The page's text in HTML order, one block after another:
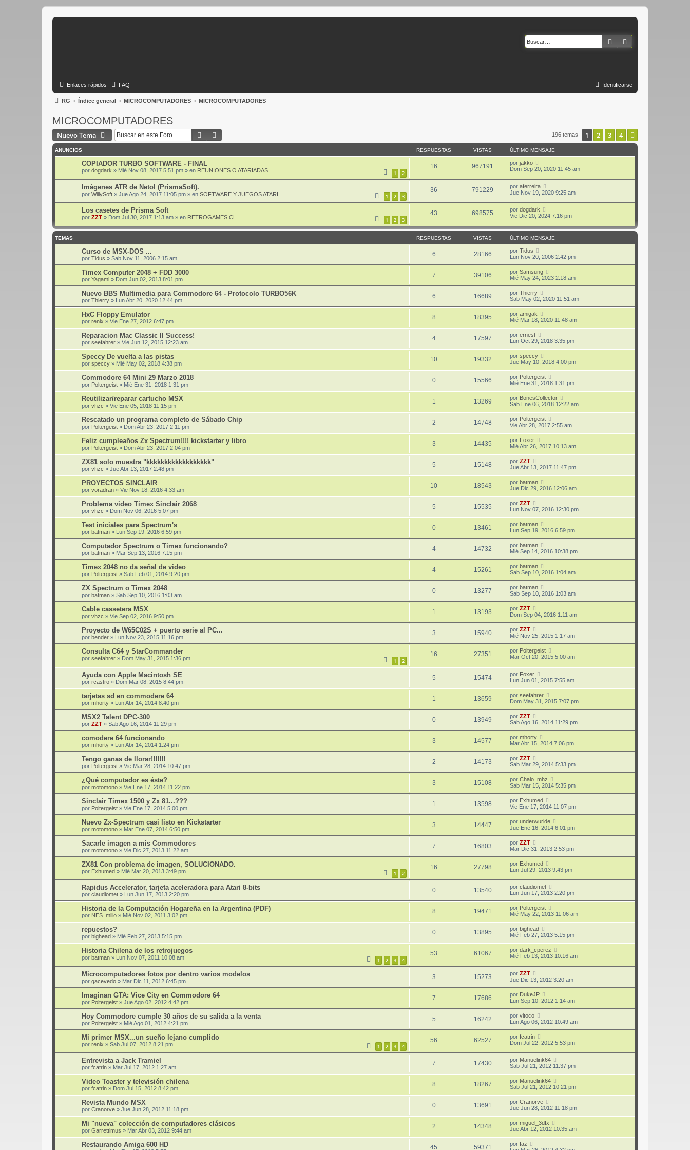
Buscar
Enlaces rápidos FAQ Identificarse
RG Índice general MICROCOMPUTADORES MICROCOMPUTADORES
MICROCOMPUTADORES
Nuevo Tema Buscar 196 temas 1 2 3 4
ANUNCIOS RESPUESTAS VISTAS ÚLTIMO MENSAJE
COPIADOR TURBO SOFTWARE - FINAL
por dogdark » Mié Nov 08, 2017 5:51 pm » en REUNIONES O ATARIADAS 1 2
16 967191 por jakko
Dom Sep 20, 2020 11:45 am
Imágenes ATR de Netol (PrismaSoft).
por WillySoft » Jue Ago 24, 2017 11:05 pm » en SOFTWARE Y JUEGOS ATARI 1 2 3
36 791229 por aferreira
Jue Nov 19, 2020 9:25 am
Los casetes de Prisma Soft
por ZZT » Dom Jul 30, 2017 1:13 am » en RETROGAMES.CL 1 2 3
43 698575 por dogdark
Vie Dic 20, 2024 7:16 pm
TEMAS RESPUESTAS VISTAS ÚLTIMO MENSAJE
Curso de MSX-DOS ...
por Tidus » Sab Nov 11, 2006 2:15 am
6 28166 por Tidus
Lun Nov 20, 2006 2:42 pm
Timex Computer 2048 + FDD 3000
por Yagami » Dom Jun 02, 2013 8:01 pm
7 39106 por Samsung
Mié May 24, 2023 2:18 am
Nuevo BBS Multimedia para Commodore 64 - Protocolo TURBO56K
por Thierry » Lun Abr 20, 2020 12:44 pm
6 16689 por Thierry
Sab May 02, 2020 11:51 am
HxC Floppy Emulator
por renix » Vie Ene 27, 2012 6:47 pm
8 18395 por amigak
Mié Mar 18, 2020 11:48 am
Reparacion Mac Classic II Success!
por seefahrer » Vie Jun 12, 2015 12:23 am
4 17597 por ernest
Lun Oct 29, 2018 3:35 pm
Speccy De vuelta a las pistas
por speccy » Mié May 02, 2018 4:38 pm
10 19332 por speccy
Jue May 10, 2018 4:00 pm
Commodore 64 Mini 29 Marzo 2018
por Poltergeist » Mié Ene 31, 2018 1:31 pm
0 15566 por Poltergeist
Mié Ene 31, 2018 1:31 pm
Reutilizar/reparar cartucho MSX
por vhzc » Vie Ene 05, 2018 11:15 pm
1 13269 por BonesCollector
Sab Ene 06, 2018 12:22 am
Rescatado un programa completo de Sábado Chip
por Poltergeist » Dom Abr 23, 2017 2:11 pm
2 14748 por Poltergeist
Vie Abr 28, 2017 2:55 am
Feliz cumpleaños Zx Spectrum!!!! kickstarter y libro
por Poltergeist » Dom Abr 23, 2017 2:04 pm
3 14435 por Foxer
Mié Abr 26, 2017 10:13 am
ZX81 solo muestra "kkkkkkkkkkkkkkkkkk"
por vhzc » Jue Abr 13, 2017 2:48 pm
5 15148 por ZZT
Jue Abr 13, 2017 11:47 pm
PROYECTOS SINCLAIR
por voradran » Vie Nov 18, 2016 4:33 am
10 18543 por batman
Jue Dic 29, 2016 12:06 am
Problema video Timex Sinclair 2068
por vhzc » Dom Nov 06, 2016 5:07 pm
5 15535 por ZZT
Lun Nov 07, 2016 12:30 pm
Test iniciales para Spectrum's
por batman » Lun Sep 19, 2016 6:59 pm
0 13461 por batman
Lun Sep 19, 2016 6:59 pm
Computador Spectrum o Timex funcionando?
por batman » Mar Sep 13, 2016 7:15 pm
4 14732 por batman
Mié Sep 14, 2016 10:38 pm
Timex 2048 no da señal de video
por Poltergeist » Sab Feb 01, 2014 9:20 pm
4 15261 por batman
Sab Sep 10, 2016 1:04 am
ZX Spectrum o Timex 2048
por batman » Sab Sep 10, 2016 1:03 am
0 13277 por batman
Sab Sep 10, 2016 1:03 am
Cable cassetera MSX
por vhzc » Vie Sep 02, 2016 9:50 pm
1 13193 por ZZT
Dom Sep 04, 2016 1:11 am
Proyecto de W65C02S + puerto serie al PC...
por bender » Lun Nov 23, 2015 11:16 pm
3 15940 por ZZT
Mié Nov 25, 2015 1:17 am
Consulta C64 y StarCommander
por seefahrer » Dom May 31, 2015 1:36 pm 1 2
16 27351 por Poltergeist
Mar Oct 20, 2015 5:00 am
Ayuda con Apple Macintosh SE
por rcastro » Dom Mar 08, 2015 8:44 pm
5 15474 por Foxer
Lun Jun 01, 2015 7:55 am
tarjetas sd en commodere 64
por mhorty » Lun Abr 14, 2014 8:40 pm
1 13659 por seefahrer
Dom May 31, 2015 7:07 pm
MSX2 Talent DPC-300
por ZZT » Sab Ago 16, 2014 11:29 pm
0 13949 por ZZT
Sab Ago 16, 2014 11:29 pm
comodere 64 funcionando
por mhorty » Lun Abr 14, 2014 1:24 pm
3 14577 por mhorty
Mar Abr 15, 2014 7:06 pm
Tengo ganas de llorar!!!!!!!
por Poltergeist » Vie Mar 28, 2014 10:47 pm
2 14173 por ZZT
Sab Mar 29, 2014 5:33 pm
¿Qué computador es éste?
por motomono » Vie Ene 17, 2014 11:22 pm
3 15108 por Chalo_mhz
Sab Mar 15, 2014 5:35 pm
Sinclair Timex 1500 y Zx 81...???
por Poltergeist » Vie Ene 17, 2014 5:00 pm
1 13598 por Exhumed
Vie Ene 17, 2014 11:07 pm
Nuevo Zx-Spectrum casi listo en Kickstarter
por motomono » Mar Ene 07, 2014 6:50 pm
3 14447 por underwurlde
Jue Ene 16, 2014 6:01 pm
Sacarle imagen a mis Commodores
por motomono » Vie Dic 27, 2013 11:22 am
7 16803 por ZZT
Mar Dic 31, 2013 2:53 pm
ZX81 Con problema de imagen, SOLUCIONADO.
por Exhumed » Mié Mar 20, 2013 3:49 pm 1 2
16 27798 por Exhumed
Lun Jul 29, 2013 9:43 pm
Rapidus Accelerator, tarjeta aceleradora para Atari 8-bits
por claudiomet » Lun Jun 17, 2013 2:20 pm
0 13540 por claudiomet
Lun Jun 17, 2013 2:20 pm
Historia de la Computación Hogareña en la Argentina (PDF)
por NES_milio » Mié Nov 02, 2011 3:02 pm
8 19471 por Poltergeist
Mié May 22, 2013 11:06 am
repuestos?
por bighead » Mié Feb 27, 2013 5:15 pm
0 13895 por bighead
Mié Feb 27, 2013 5:15 pm
Historia Chilena de los retrojuegos
por batman » Lun Nov 07, 2011 10:08 am 1 2 3 4
53 61067 por dark_cperez
Mié Feb 13, 2013 10:16 am
Microcomputadores fotos por dentro varios modelos
por gacevedo » Mar Dic 11, 2012 6:45 pm
3 15273 por ZZT
Jue Dic 13, 2012 3:20 am
Imaginan GTA: Vice City en Commodore 64
por Poltergeist » Jue Ago 02, 2012 4:42 pm
7 17686 por DukeJP
Lun Sep 10, 2012 1:14 am
Hoy Commodore cumple 30 años de su salida a la venta
por Poltergeist » Mié Ago 01, 2012 4:21 pm
5 16242 por vitoco
Lun Ago 06, 2012 10:49 am
Mi primer MSX...un sueño lejano cumplido
por renix » Sab Jul 07, 2012 8:21 pm 1 2 3 4
56 62527 por fcatrin
Dom Jul 22, 2012 5:53 pm
Entrevista a Jack Tramiel
por fcatrin » Mar Jul 17, 2012 1:27 am
7 17430 por Manuelink64
Sab Jul 21, 2012 11:37 pm
Video Toaster y televisión chilena
por fcatrin » Dom Jul 15, 2012 8:42 pm
8 18267 por Manuelink64
Sab Jul 21, 2012 10:21 pm
Revista Mundo MSX
por Cranorve » Jue Jun 28, 2012 11:18 pm
0 13691 por Cranorve
Jue Jun 28, 2012 11:18 pm
Mi "nueva" colección de computadores clásicos
por Garrettimus » Mar Abr 03, 2012 9:44 am
2 14348 por miguel_3dfx
Jue Abr 12, 2012 10:35 am
Restaurando Amiga 600 HD 45 59371 por faz